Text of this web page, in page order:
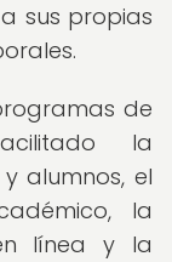
sus propias
de
la
alumnos, el
la
línea y la